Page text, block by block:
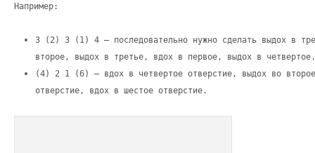
Например:
3 (2) 3 (1) 4 – последовательно нужно сделать выдох в
второе, выдох в третье, вдох в первое, выдох в четвертое.
(4) 2 1 (6) – вдох в четвертое отверстие, выдох во
отверстие, вдох в шестое отверстие.